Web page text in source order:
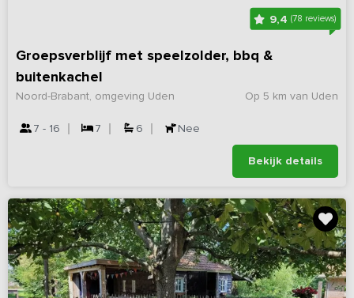
9,4 (78 reviews)
Groepsverblijf met speelzolder, bbq &
buitenkachel
Op 5 km van Uden
Noord-Brabant, omgeving Uden
7 - 16 7 6 Nee
Bekijk details